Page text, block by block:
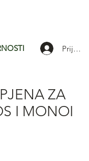
Prijavi se
ZA
I MONOI